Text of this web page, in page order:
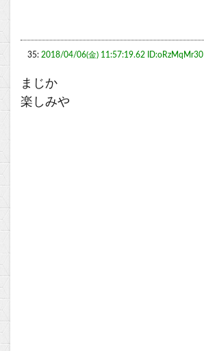
35: 2018/04/06(金) 11:57:19.62 ID:oRzMqMr30
まじか
楽しみや